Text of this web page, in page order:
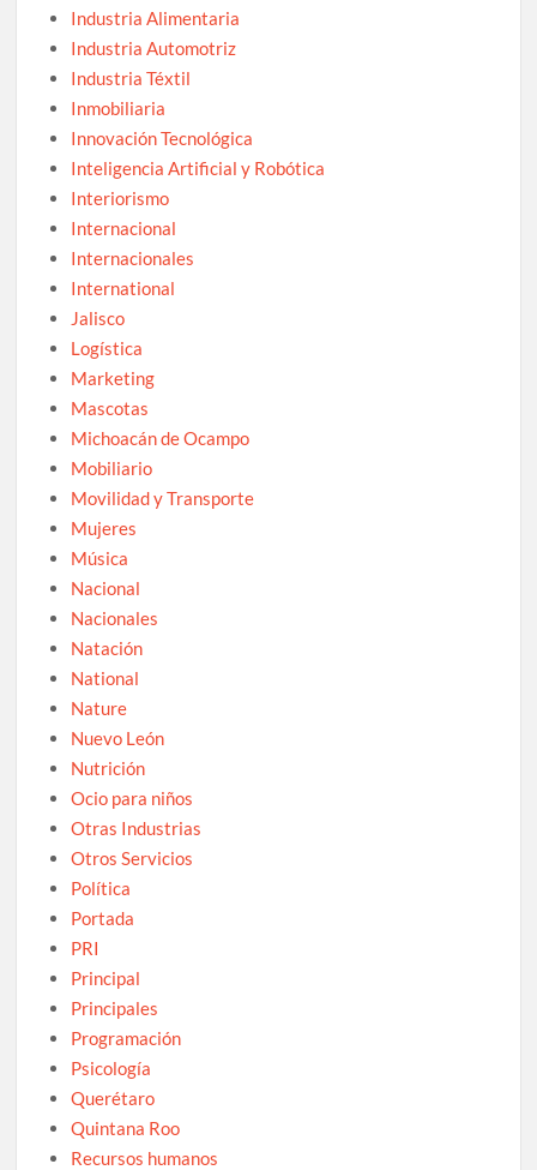
Industria Alimentaria
Industria Automotriz
Industria Téxtil
Inmobiliaria
Innovación Tecnológica
Inteligencia Artificial y Robótica
Interiorismo
Internacional
Internacionales
International
Jalisco
Logística
Marketing
Mascotas
Michoacán de Ocampo
Mobiliario
Movilidad y Transporte
Mujeres
Música
Nacional
Nacionales
Natación
National
Nature
Nuevo León
Nutrición
Ocio para niños
Otras Industrias
Otros Servicios
Política
Portada
PRI
Principal
Principales
Programación
Psicología
Querétaro
Quintana Roo
Recursos humanos